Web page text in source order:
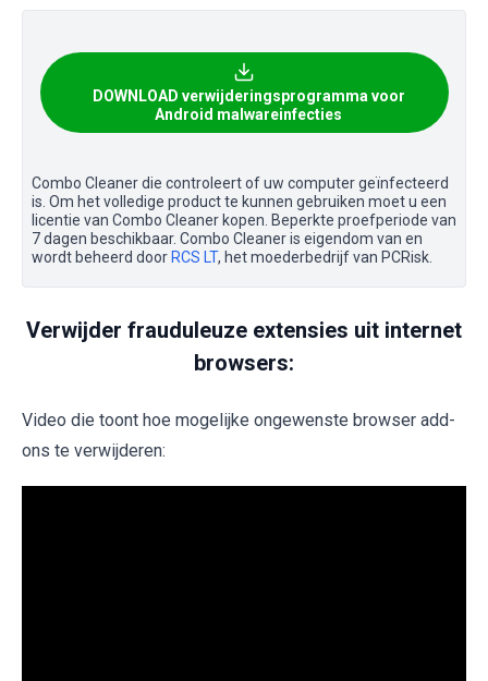
DOWNLOAD verwijderingsprogramma voor
Android malwareinfecties
Combo Cleaner die controleert of uw computer geïnfecteerd
is. Om het volledige product te kunnen gebruiken moet u een
licentie van Combo Cleaner kopen. Beperkte proefperiode van
7 dagen beschikbaar. Combo Cleaner is eigendom van en
wordt beheerd doorRCS LT, het moederbedrijf van PCRisk.
Verwijder frauduleuze extensies uit internet
browsers:
Video die toont hoe mogelijke ongewenste browser add-
ons te verwijderen: